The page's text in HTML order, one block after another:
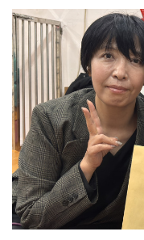
台灣關愛基金會（關愛之
的早期療育介入，從原本
並短暫坐正，展現生命韌
範例。球球剛來到關愛之
隨嚴重的發展遲緩。當時
少發出聲音，多數時間只
資源，為其規劃個人化的
療，…